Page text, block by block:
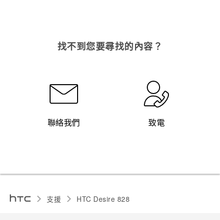
找不到您要尋找的內容？
聯絡我們 致電
支援 HTC Desire 828‎